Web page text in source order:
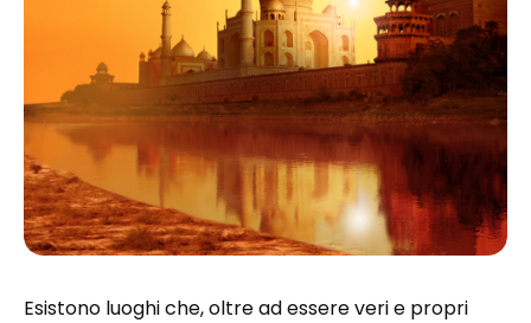
Esistono luoghi che, oltre ad essere veri e propri